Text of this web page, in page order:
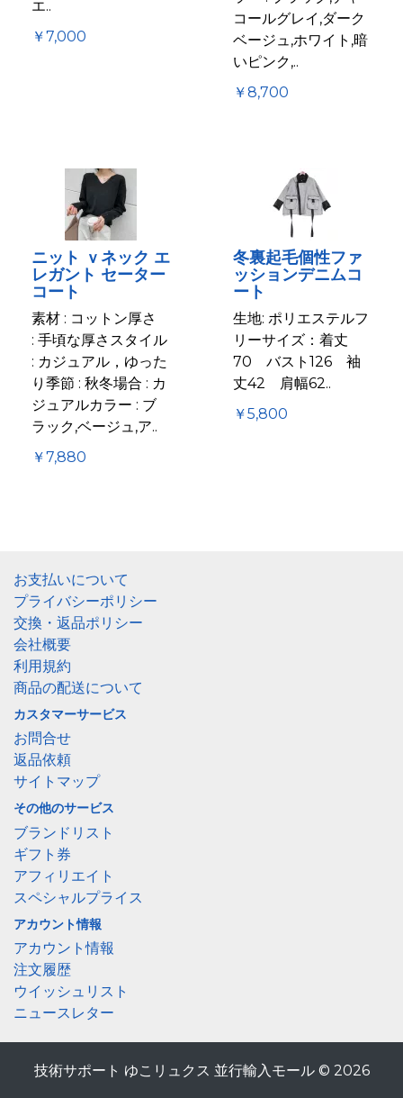
エ..
￥7,000
コールグレイ,ダーク
ベージュ,ホワイト,暗
いピンク,..
￥8,700
ニット ｖネック エ
レガント セーター
コート
素材 : コットン厚さ
: 手頃な厚さスタイル
: カジュアル，ゆった
り季節 : 秋冬場合 : カ
ジュアルカラー : ブ
ラック,ベージュ,ア..
￥7,880
冬裏起毛個性ファ
ッションデニムコ
ート
生地: ポリエステルフ
リーサイズ：着丈
70 バスト126 袖
丈42 肩幅62..
￥5,800
お支払いについて
プライバシーポリシー
交換・返品ポリシー
会社概要
利用規約
商品の配送について
カスタマーサービス
お問合せ
返品依頼
サイトマップ
その他のサービス
ブランドリスト
ギフト券
アフィリエイト
スペシャルプライス
アカウント情報
アカウント情報
注文履歴
ウイッシュリスト
ニュースレター
技術サポート ゆこリュクス 並行輸入モール © 2026